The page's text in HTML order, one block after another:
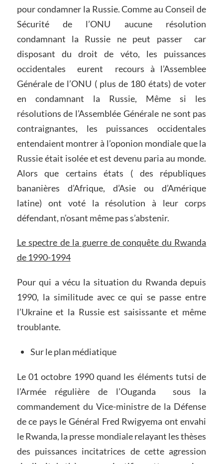
pour condamner la Russie. Comme au Conseil de
Sécurité de l’ONU aucune résolution
condamnant la Russie ne peut passer car
disposant du droit de véto, les puissances
occidentales eurent recours à l’Assemblee
Générale de l’ONU ( plus de 180 états) de voter
en condamnant la Russie, Même si les
résolutions de l’Assemblée Générale ne sont pas
contraignantes, les puissances occidentales
entendaient montrer à l’oponion mondiale que la
Russie était isolée et est devenu paria au monde.
Alors que certains états ( des républiques
bananières d’Afrique, d’Asie ou d’Amérique
latine) ont voté la résolution à leur corps
défendant, n’osant même pas s’abstenir.
Le spectre de la guerre deconquête du Rwanda
de 1990-1994
Pour qui a vécu la situation du Rwanda depuis
1990, la similitude avec ce qui se passe entre
l’Ukraine et la Russie est saisissante et même
troublante.
Sur le plan médiatique
Le 01 octobre 1990 quand les éléments tutsi de
l’Armée régulière de l’Ouganda sous la
commandement du Vice-ministre de la Défense
de ce pays le Général Fred Rwigyema ont envahi
le Rwanda, la presse mondiale relayant les thèses
des puissances incitatrices de cette agression